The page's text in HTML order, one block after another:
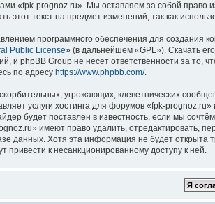
«fpk-prognoz.ru». Мы оставляем за собой
этот текст на предмет изменений, так как
программного обеспечения для создания
Public License» (в дальнейшем «GPL»). Скачать
и phpBB Group не несёт ответственности за то,
по адресу https://www.phpbb.com/.
угрожающих, клеветнических
услуги хостинга для форумов «fpk-
будет поставлен в известность, если мы
имеют право удалить, отредактировать,
данных. Хотя эта информация не будет
привести к несанкционированному доступу к ней.